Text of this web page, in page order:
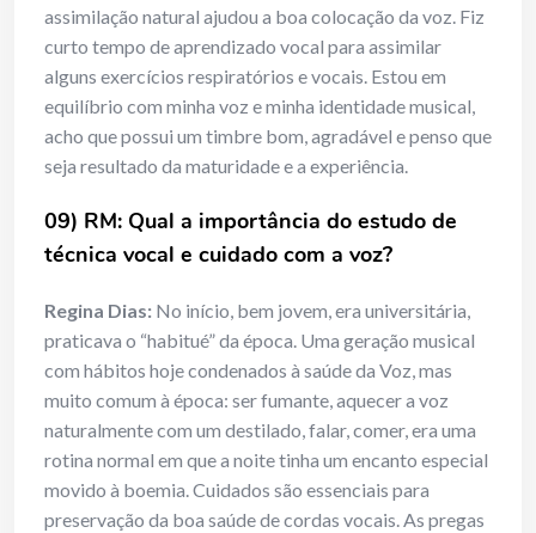
assimilação natural ajudou a boa colocação da voz. Fiz
curto tempo de aprendizado vocal para assimilar
alguns exercícios respiratórios e vocais. Estou em
equilíbrio com minha voz e minha identidade musical,
acho que possui um timbre bom, agradável e penso que
seja resultado da maturidade e a experiência.
09) RM: Qual a importância do estudo de
técnica vocal e cuidado com a voz?
Regina Dias: No início, bem jovem, era universitária,
praticava o “habitué” da época. Uma geração musical
com hábitos hoje condenados à saúde da Voz, mas
muito comum à época: ser fumante, aquecer a voz
naturalmente com um destilado, falar, comer, era uma
rotina normal em que a noite tinha um encanto especial
movido à boemia. Cuidados são essenciais para
preservação da boa saúde de cordas vocais. As pregas